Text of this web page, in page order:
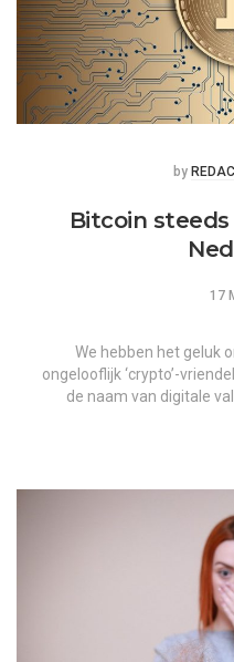
Posted
by
Bitcoin
17
We hebben het geluk
ongelooflijk ‘crypto’-
de naam van digitale